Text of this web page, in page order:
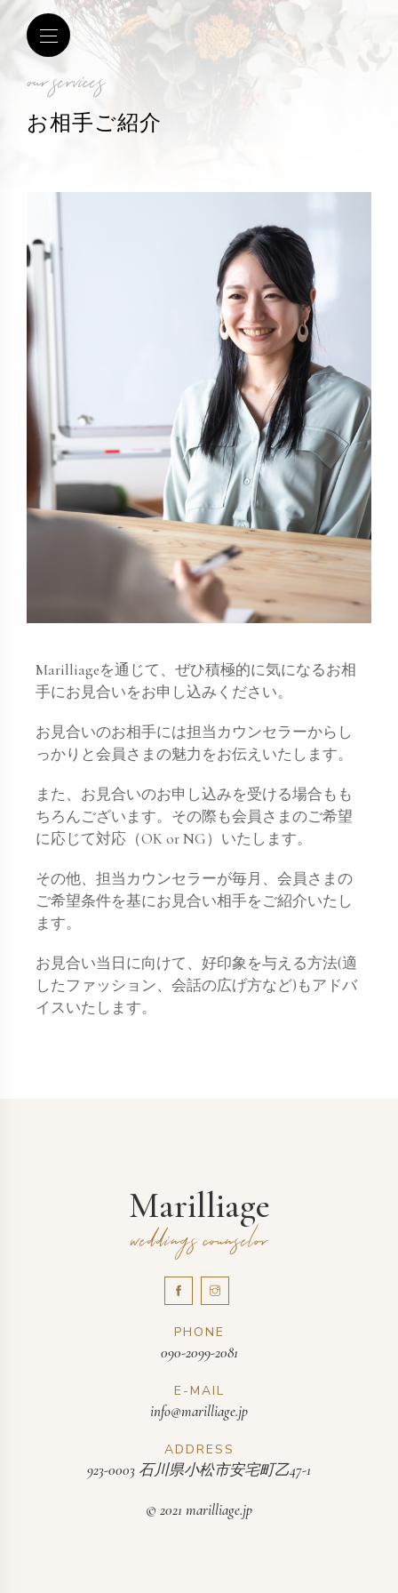
our services
お相手ご紹介
Marilliageを通じて、ぜひ積極的に気になるお相
手にお見合いをお申し込みください。
お見合いのお相手には担当カウンセラーからし
っかりと会員さまの魅力をお伝えいたします。
また、お見合いのお申し込みを受ける場合もも
ちろんございます。その際も会員さまのご希望
に応じて対応（OK or NG）いたします。
その他、担当カウンセラーが毎月、会員さまの
ご希望条件を基にお見合い相手をご紹介いたし
ます。
お見合い当日に向けて、好印象を与える方法(適
したファッション、会話の広げ方など)もアドバ
イスいたします。
Marilliage
weddings counselor
PHONE
090-2099-2081
E-MAIL
info@marilliage.jp
ADDRESS
923-0003 石川県小松市安宅町乙47-1
© 2021 marilliage.jp